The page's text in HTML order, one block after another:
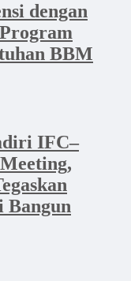
dengan
BBM
IFC–
Bangun